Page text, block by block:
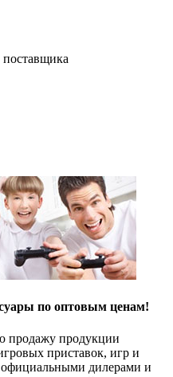
поставщика
по оптовым ценам!
продажу продукции
приставок, игр и
официальными дилерами и